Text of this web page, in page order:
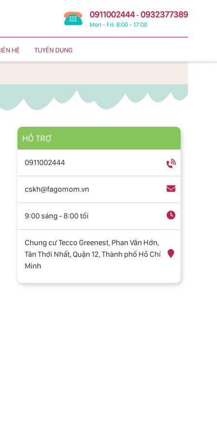
0911002444-0932377389
Mon - Fri: 8:00 - 17:00
HỆ TUYỂN DỤNG
HỖ TRỢ
0911002444
cskh@fagomom.vn
9:00 sáng - 8:00 tối
Chung cư Tecco Greenest, Phan Văn Hớn,
Tân Thới Nhất, Quận 12, Thành phố Hồ Chí
Minh